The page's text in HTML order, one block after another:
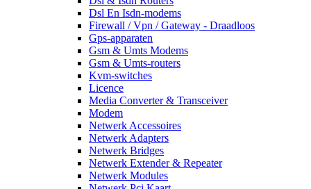
Dsl En Isdn-modems
Firewall / Vpn / Gateway - Draadloos
Gps-apparaten
Gsm & Umts Modems
Gsm & Umts-routers
Kvm-switches
Licence
Media Converter & Transceiver
Modem
Netwerk Accessoires
Netwerk Adapters
Netwerk Bridges
Netwerk Extender & Repeater
Netwerk Modules